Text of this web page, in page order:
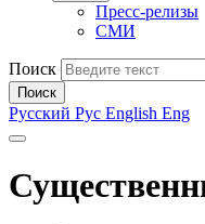
Пресс-релизы
СМИ
Поиск
Поиск
Русский Рус English Eng